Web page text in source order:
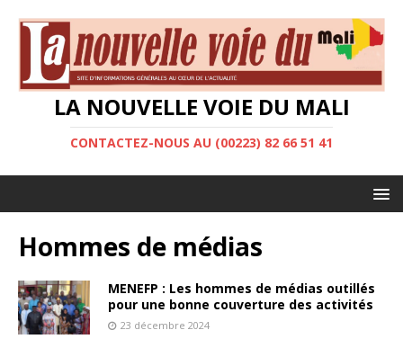
LA NOUVELLE VOIE DU MALI
CONTACTEZ-NOUS AU (00223) 82 66 51 41
Hommes de médias
MENEFP : Les hommes de médias outillés
pour une bonne couverture des activités
23 décembre 2024